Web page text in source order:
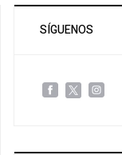
SÍGUENOS